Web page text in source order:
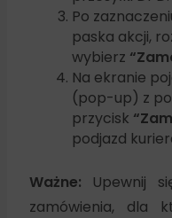
Po
paska akcji,
wybierz
Na ekranie
(pop-up) z
przycisk
podjazd
Ważne: Upewnij
zamówienia, dla